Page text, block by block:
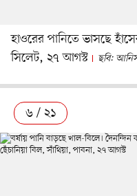
হাওরের পানিতে ভাসছে
সিলেট, ২৭ আগস্ট
ছবি:
৬ / ২১